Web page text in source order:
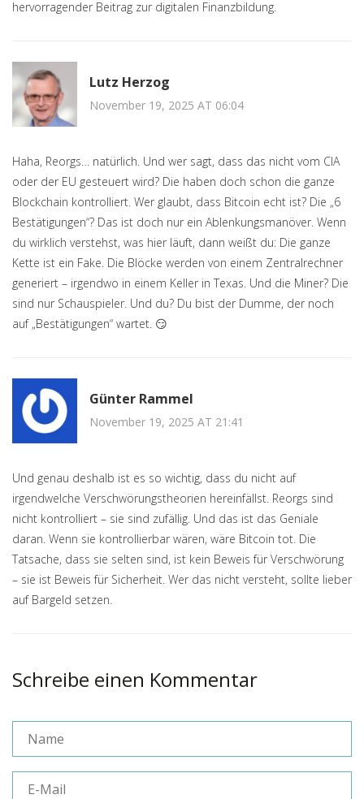
hervorragender Beitrag zur digitalen Finanzbildung.
Lutz Herzog
November 19, 2025 AT 06:04
Haha, Reorgs… natürlich. Und wer sagt, dass das nicht vom CIA
oder der EU gesteuert wird? Die haben doch schon die ganze
Blockchain kontrolliert. Wer glaubt, dass Bitcoin echt ist? Die „6
Bestätigungen“? Das ist doch nur ein Ablenkungsmanöver. Wenn
du wirklich verstehst, was hier läuft, dann weißt du: Die ganze
Kette ist ein Fake. Die Blöcke werden von einem Zentralrechner
generiert – irgendwo in einem Keller in Texas. Und die Miner? Die
sind nur Schauspieler. Und du? Du bist der Dumme, der noch
auf „Bestätigungen“ wartet. 😏
Günter Rammel
November 19, 2025 AT 21:41
Und genau deshalb ist es so wichtig, dass du nicht auf
irgendwelche Verschwörungstheorien hereinfällst. Reorgs sind
nicht kontrolliert – sie sind zufällig. Und das ist das Geniale
daran. Wenn sie kontrollierbar wären, wäre Bitcoin tot. Die
Tatsache, dass sie selten sind, ist kein Beweis für Verschwörung
– sie ist Beweis für Sicherheit. Wer das nicht versteht, sollte lieber
auf Bargeld setzen.
Schreibe einen Kommentar